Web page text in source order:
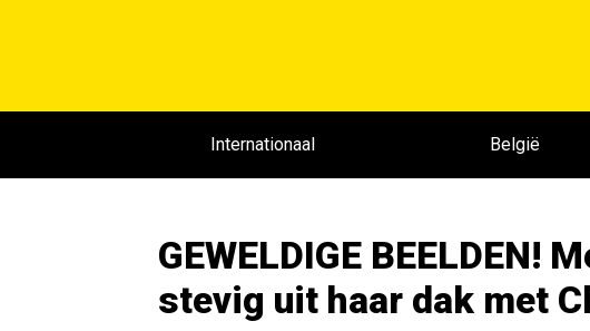
Internationaal België
GEWELDIGE BEELDEN!
stevig uit haar dak met